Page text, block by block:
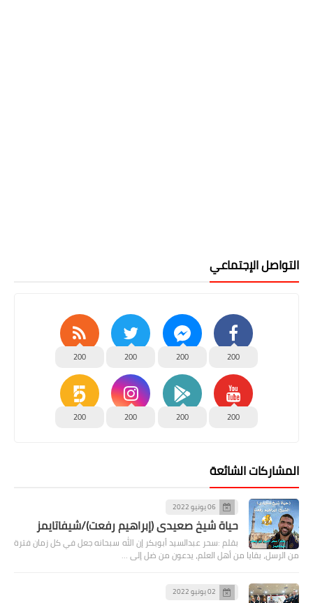
التواصل الإجتماعي
200
200
200
200
200
200
200
200
المشاركات الشائعة
06 يونيو 2022
حياة شيخ صعيدى (إبراهيم رفعت)/شيفاتايمز
بقلم :سحر عبدالسيد أبوبكر إن الله سبحانه جعل في كل زمان فترة
من الرسل، بقايا من أهل العلم، يدعون من ضل إلى …
02 يونيو 2022